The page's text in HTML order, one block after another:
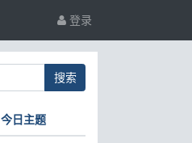
登录
搜索
今日主题